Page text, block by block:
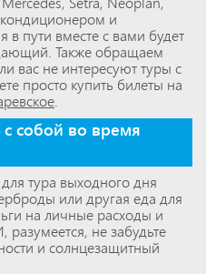
и
в пути вместе с вами будет
Также обращаем
вас не интересуют туры с
просто купить билеты на
собой во время
тура выходного дня
или другая еда для
на личные расходы и
не забудьте
и солнцезащитный